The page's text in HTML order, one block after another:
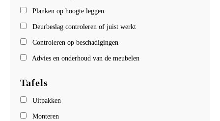
Planken op hoogte leggen
Deurbeslag controleren of juist werkt
Controleren op beschadigingen
Advies en onderhoud van de meubelen
Tafels
Uitpakken
Monteren